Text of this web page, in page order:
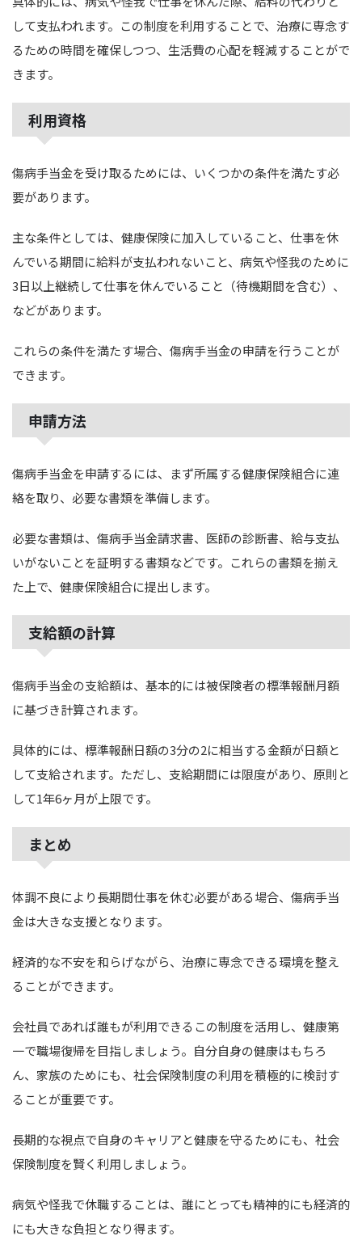
して支払われます。この制度を利用することで、治療に専念す
るための時間を確保しつつ、生活費の心配を軽減することがで
きます。
利用資格
傷病手当金を受け取るためには、いくつかの条件を満たす必
要があります。
主な条件としては、健康保険に加入していること、仕事を休
んでいる期間に給料が支払われないこと、病気や怪我のために
3日以上継続して仕事を休んでいること（待機期間を含む）、
などがあります。
これらの条件を満たす場合、傷病手当金の申請を行うことが
できます。
申請方法
傷病手当金を申請するには、まず所属する健康保険組合に連
絡を取り、必要な書類を準備します。
必要な書類は、傷病手当金請求書、医師の診断書、給与支払
いがないことを証明する書類などです。これらの書類を揃え
た上で、健康保険組合に提出します。
支給額の計算
傷病手当金の支給額は、基本的には被保険者の標準報酬月額
に基づき計算されます。
具体的には、標準報酬日額の3分の2に相当する金額が日額と
して支給されます。ただし、支給期間には限度があり、原則と
して1年6ヶ月が上限です。
まとめ
体調不良により長期間仕事を休む必要がある場合、傷病手当
金は大きな支援となります。
経済的な不安を和らげながら、治療に専念できる環境を整え
ることができます。
会社員であれば誰もが利用できるこの制度を活用し、健康第
一で職場復帰を目指しましょう。自分自身の健康はもちろ
ん、家族のためにも、社会保険制度の利用を積極的に検討す
ることが重要です。
長期的な視点で自身のキャリアと健康を守るためにも、社会
保険制度を賢く利用しましょう。
病気や怪我で休職することは、誰にとっても精神的にも経済的
にも大きな負担となり得ます。